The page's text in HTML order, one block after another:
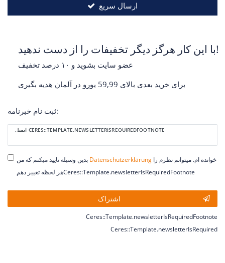
ارسال سریع
با این کار هرگز دیگر تخفیفات را از دست ندهید!
برای خرید بعدی بالای 59,99 یورو در آلمان هدیه بگیری
ثبت نام خبرنامه:
ایمیل CERES::TEMPLATE.NEWSLETTERISREQUIREDFOOTNOTE
Ceres::Template.newsletterHoneypotLabel
بدین وسیله تایید میکنم که من Daten­schutz­erklärungخوانده ام. میتوانم نظرم را
هر لحظه تغییر دهمCeres::Template.newsletterIsRequiredFootnote
اشتراک
Ceres::Template.newsletterIsRequiredFootnote
Ceres::Template.newsletterIsRequired